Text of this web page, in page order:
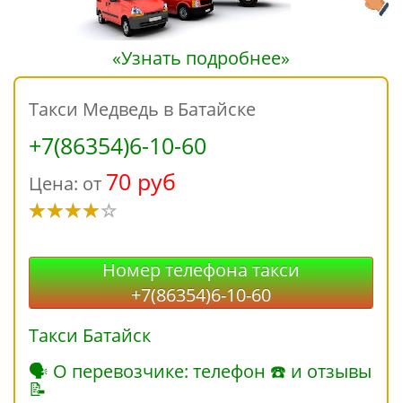
«Узнать подробнее»
Такси Медведь в Батайске
+7(86354)6-10-60
Цена: от 70 руб
Номер телефона такси
+7(86354)6-10-60
Такси Батайск
🗣 О перевозчике: телефон ☎ и отзывы
📝